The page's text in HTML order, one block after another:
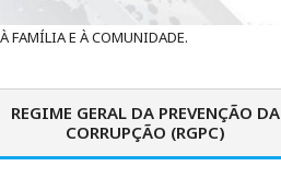
FAMÍLIA E À COMUNIDADE.
REGIME GERAL DA PREVENÇÃO DA
CORRUPÇÃO (RGPC)